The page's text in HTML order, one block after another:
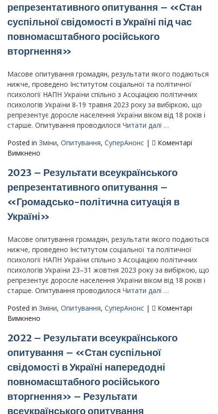
в
Україні
–
думки
у
вересні
2024
р.
репрезентативного опитування – «Стан
суспільної свідомості в Україні під час
повномасштабного російського
вторгнення»
Масове опитування громадян, результати якого подаються
нижче, проведено Інститутом соціальної та політичної
психології НАПН України спільно з Асоціацією політичних
психологів України 8-19 травня 2023 року за вибіркою, що
репрезентує доросле населення України віком від 18 років і
старше. Опитування проводилося Читати далі …
Posted in Зміни, Опитування, СуперАнонс |
Коментарі
Вимкнено
–
всеукраїнського
репрезентативного
опитування
суспільної
свідомості
в
Україні
під
час
повномасштабного
2023 – Результати всеукраїнського
репрезентативного опитування –
«Громадсько-політична ситуація в
Україні»
Масове опитування громадян, результати якого подаються
нижче, проведено Інститутом соціальної та політичної
психології НАПН України спільно з Асоціацією політичних
психологів України 23–31 жовтня 2023 року за вибіркою, що
репрезентує доросле населення України віком від 18 років і
старше. Опитування проводилося Читати далі …
Posted in Зміни, Опитування, СуперАнонс |
Коментарі
Вимкнено
–
всеукраїнського
репрезентативного
опитування
«Громадсько-
політична
2022 – Результати всеукраїнського
опитування – «Стан суспільної
свідомості в Україні напередодні
повномасштабного російського
вторгнення» – Результати
всеукраїнського опитування